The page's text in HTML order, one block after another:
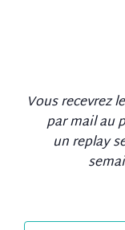
Vous recevrez
par mail au
un replay